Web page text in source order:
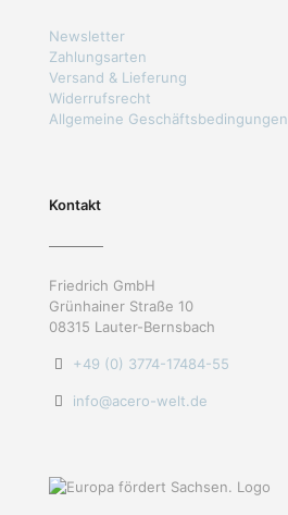
Newsletter
Zahlungsarten
Versand & Lieferung
Widerrufsrecht
Allgemeine Geschäftsbedingungen
Kontakt
Friedrich GmbH
Grünhainer Straße 10
08315 Lauter-Bernsbach
+49 (0) 3774-17484-55
info@acero-welt.de